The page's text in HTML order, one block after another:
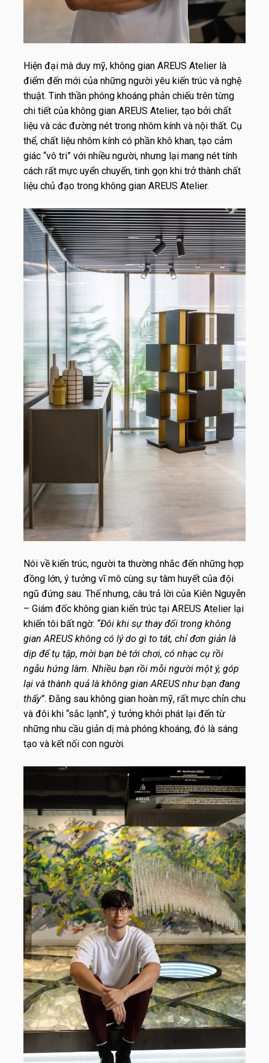
Hiện đại mà duy mỹ, không gian AREUS Atelier là
điểm đến mới của những người yêu kiến trúc và nghệ
thuật. Tinh thần phóng khoáng phản chiếu trên từng
chi tiết của không gian AREUS Atelier, tạo bởi chất
liệu và các đường nét trong nhôm kính và nội thất. Cụ
thể, chất liệu nhôm kính có phần khô khan, tạo cảm
giác “vô tri” với nhiều người, nhưng lại mang nét tính
cách rất mực uyển chuyển, tinh gọn khi trở thành chất
liệu chủ đạo trong không gian AREUS Atelier.
Nói về kiến trúc, người ta thường nhắc đến những hợp
đồng lớn, ý tưởng vĩ mô cùng sự tâm huyết của đội
ngũ đứng sau. Thế nhưng, câu trả lời của Kiên Nguyễn
– Giám đốc không gian kiến trúc tại AREUS Atelier lại
khiến tôi bất ngờ: “Đôi khi sự thay đổi trong không
gian AREUS không có lý do gì to tát, chỉ đơn giản là
dịp để tụ tập, mời bạn bè tới chơi, có nhạc cụ rồi
ngẫu hứng làm. Nhiều bạn rồi mỗi người một ý, góp
lại và thành quả là không gian AREUS như bạn đang
thấy”. Đằng sau không gian hoàn mỹ, rất mực chỉn chu
và đôi khi “sắc lạnh”, ý tưởng khởi phát lại đến từ
những nhu cầu giản dị mà phóng khoáng, đó là sáng
tạo và kết nối con người.